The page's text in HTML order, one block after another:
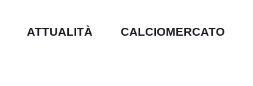
ATTUALITÀ CALCIOMERCATO